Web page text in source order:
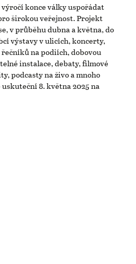
výročí konce války uspořádat
širokou veřejnost. Projekt
v průběhu dubna a května, do
výstavy v ulicích, koncerty,
na podiích, dobovou
instalace, debaty, filmové
podcasty na živo a mnoho
8. května 2025 na